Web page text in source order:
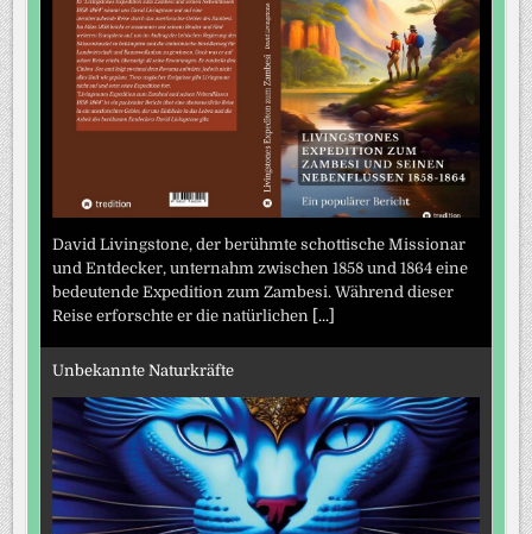
David Livingstone, der berühmte schottische Missionar
und Entdecker, unternahm zwischen 1858 und 1864 eine
bedeutende Expedition zum Zambesi. Während dieser
Reise erforschte er die natürlichen
[...]
Unbekannte Naturkräfte